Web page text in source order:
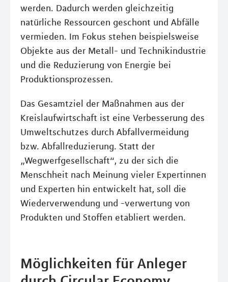
werden. Dadurch werden gleichzeitig
natürliche Ressourcen geschont und Abfälle
vermieden. Im Fokus stehen beispielsweise
Objekte aus der Metall- und Technikindustrie
und die Reduzierung von Energie bei
Produktionsprozessen.
Das Gesamtziel der Maßnahmen aus der
Kreislaufwirtschaft ist eine Verbesserung des
Umweltschutzes durch Abfallvermeidung
bzw. Abfallreduzierung. Statt der
„Wegwerfgesellschaft“, zu der sich die
Menschheit nach Meinung vieler Expertinnen
und Experten hin entwickelt hat, soll die
Wiederverwendung und -verwertung von
Produkten und Stoffen etabliert werden.
Möglichkeiten für Anleger